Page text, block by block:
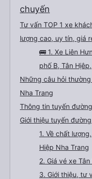
chuyến
Tư vấn TOP 1 xe
lượng cao, uy tín, giá
🚌 1. Xe Liên
phố B, Tân
Những câu hỏi
Nha Trang
Thông tin tuyến đường
Giới thiệu tuyến
1. Về chất
Hiệp Nha Trang
2. Giá vé xe
3. Giới thiệu, tư